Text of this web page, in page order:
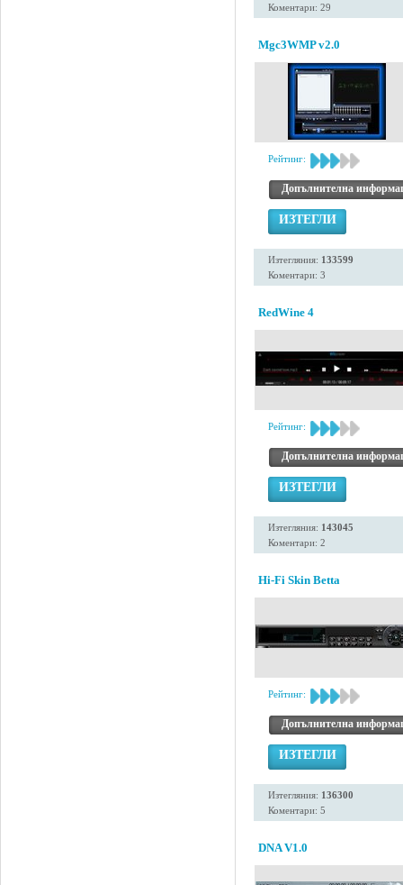
Коментари: 29
Mgc3WMP v2.0
Рейтинг:
Допълнителна
ИЗТЕГЛИ
Изтегляния: 133599
Коментари: 3
RedWine 4
Рейтинг:
Допълнителна
ИЗТЕГЛИ
Изтегляния: 143045
Коментари: 2
Hi-Fi Skin Betta
Рейтинг:
Допълнителна
ИЗТЕГЛИ
Изтегляния: 136300
Коментари: 5
DNA V1.0